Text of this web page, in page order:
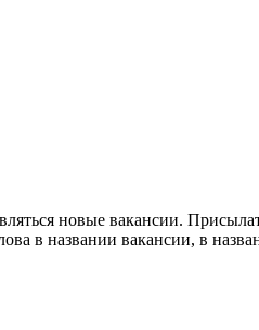
новые вакансии.
в названии вакансии, в